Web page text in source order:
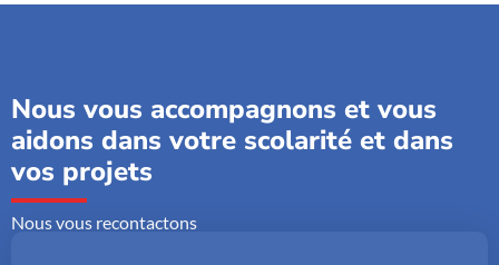
Nous vous accompagnons et vous
aidons dans votre scolarité et dans
vos projets
Nous vous recontactons